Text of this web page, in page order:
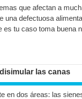
que afectan a
una defectuosa
tu caso toma buena
las canas
en dos áreas: las